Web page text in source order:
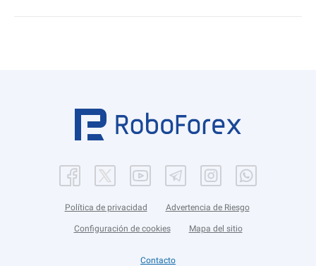
Política de privacidad Advertencia de Riesgo
Configuración de cookies Mapa del sitio
Contacto